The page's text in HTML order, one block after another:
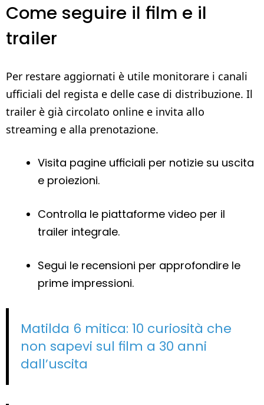
Come seguire il film e il
trailer
Per restare aggiornati è utile monitorare i canali
ufficiali del regista e delle case di distribuzione. Il
trailer è già circolato online e invita allo
streaming e alla prenotazione.
Visita pagine ufficiali per notizie su uscita
e proiezioni.
Controlla le piattaforme video per il
trailer integrale.
Segui le recensioni per approfondire le
prime impressioni.
Matilda 6 mitica: 10 curiosità che
non sapevi sul film a 30 anni
dall’uscita